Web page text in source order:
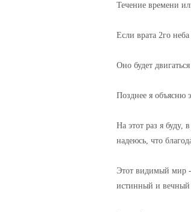
Течение времени
Если врата 2го
Оно будет
Позднее я объясню
На этот раз я буду,
надеюсь, что
Этот видимый мир
истинный и